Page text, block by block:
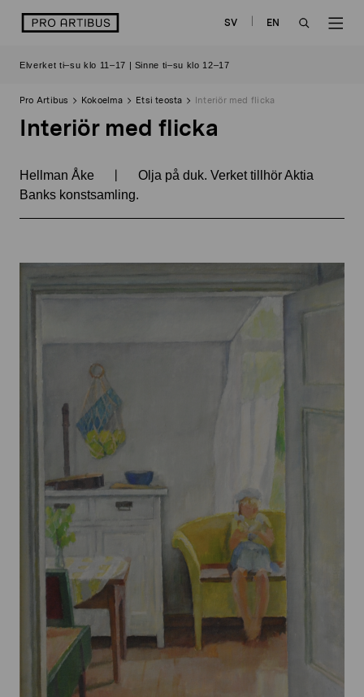
sisältöön
logo SV
EN
Elverket ti–su klo 11–17 | Sinne ti–su klo 12–17
Pro Artibus Kokoelma Etsi teosta Interiör med flicka
Interiör med flicka
Hellman Åke |
Olja på duk. Verket tillhör Aktia
Banks konstsamling.